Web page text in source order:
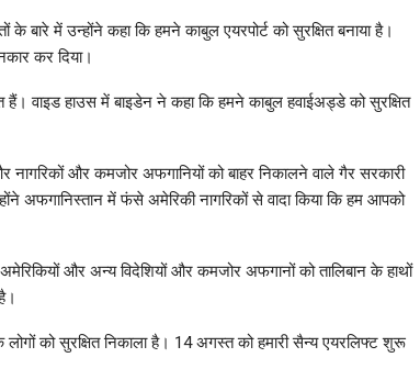
के बारे में उन्होंने कहा कि हमने काबुल एयरपोर्ट को सुरक्षित बनाया है।
कर दिया।
वाइड हाउस में बाइडेन ने कहा कि हमने काबुल हवाईअड्डे को सुरक्षित
और कमजोर अफगानियों को बाहर निकालने वाले गैर सरकारी
अफगानिस्तान में फंसे अमेरिकी नागरिकों से वादा किया कि हम आपको
और अन्य विदेशियों और कमजोर अफगानों को तालिबान के हाथों
को सुरक्षित निकाला है। 14 अगस्त को हमारी सैन्य एयरलिफ्ट शुरू